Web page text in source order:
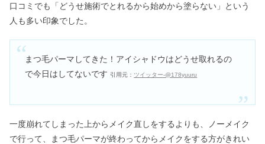
口コミでも「どうせ施術でとれるから始めから塗らない」という
人も多い印象でした。
まつ毛パーマしてきた！アイシャドウはどうせ取れるの
で今日はしてないです 引用元： ツイッター-@178yuuru
一度崩れてしまった上からメイク直しをするよりも、ノーメイク
で行って、まつ毛パーマが終わってからメイクをする方がきれい